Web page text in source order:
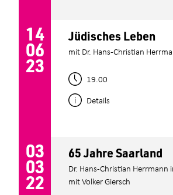
14
06
23
Jüdisches Leben
mit Dr. Hans-Christian
19.00
Details
03
03
22
65 Jahre Saarland
Dr. Hans-Christian Herrmann
mit Volker Giersch